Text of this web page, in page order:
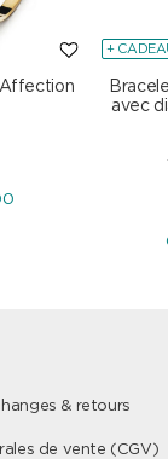
+
avec
& retours
de vente (CGV)